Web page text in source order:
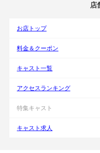
店
お店トップ
料金＆クーポン
キャスト一覧
アクセスランキング
特集キャスト
キャスト求人